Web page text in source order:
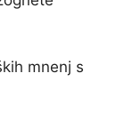
mnenj s